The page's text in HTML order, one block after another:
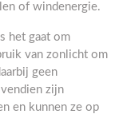
of windenergie.
het gaat om
van zonlicht om
geen
zijn
en kunnen ze op